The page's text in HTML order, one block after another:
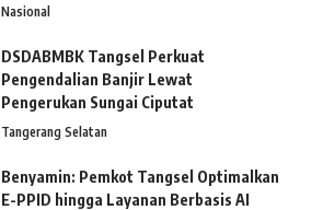
Nasional
DSDABMBK Tangsel Perkuat
Pengendalian Banjir Lewat
Pengerukan Sungai Ciputat
Tangerang Selatan
Benyamin: Pemkot Tangsel Optimalkan
E-PPID hingga Layanan Berbasis AI